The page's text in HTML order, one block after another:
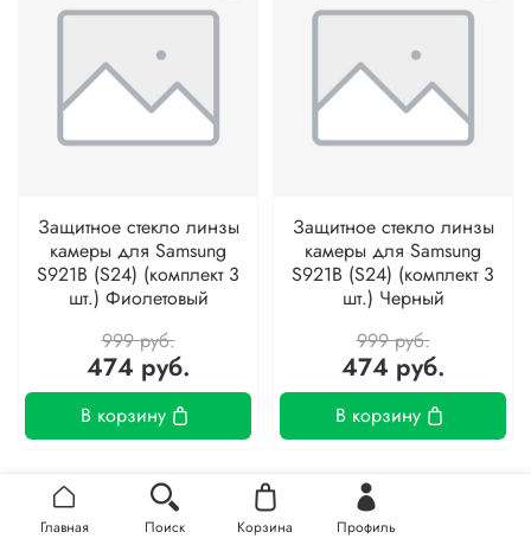
Защитное стекло линзы
камеры для Samsung
S921B (S24) (комплект 3
шт.) Фиолетовый
999 руб.
474 руб.
В корзину
Защитное стекло линзы
камеры для Samsung
S921B (S24) (комплект 3
шт.) Черный
999 руб.
474 руб.
В корзину
Главная Поиск Корзина Профиль